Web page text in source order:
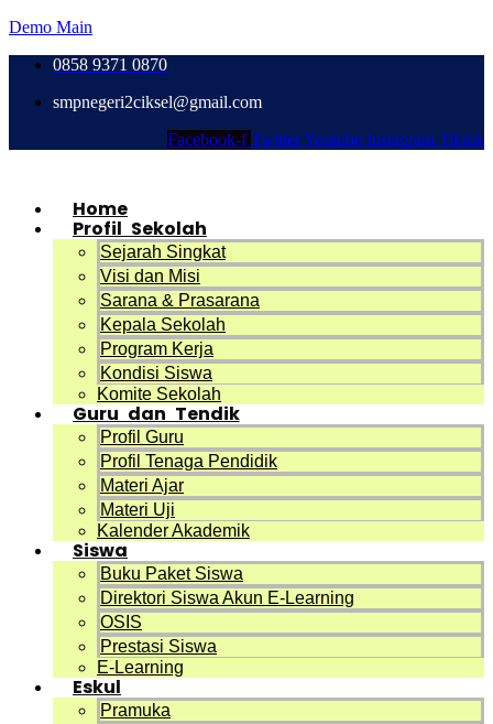
Demo Main
0858 9371 0870
smpnegeri2ciksel@gmail.com
Facebook-f TwitterYoutube Instagram Tiktok
Home
Profil Sekolah
Sejarah Singkat
Visi dan Misi
Sarana & Prasarana
Kepala Sekolah
Program Kerja
Kondisi Siswa
Komite Sekolah
Guru dan Tendik
Profil Guru
Profil Tenaga Pendidik
Materi Ajar
Materi Uji
Kalender Akademik
Siswa
Buku Paket Siswa
Direktori Siswa Akun E-Learning
OSIS
Prestasi Siswa
E-Learning
Eskul
Pramuka